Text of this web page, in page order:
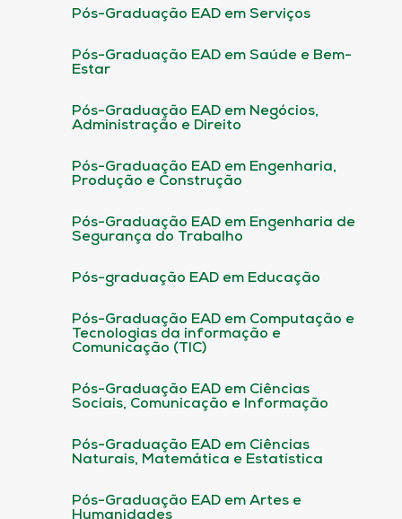
Pós-Graduação EAD em Serviços
Pós-Graduação EAD em Saúde e Bem-
Estar
Pós-Graduação EAD em Negócios,
Administração e Direito
Pós-Graduação EAD em Engenharia,
Produção e Construção
Pós-Graduação EAD em Engenharia de
Segurança do Trabalho
Pós-graduação EAD em Educação
Pós-Graduação EAD em Computação e
Tecnologias da informação e
Comunicação (TIC)
Pós-Graduação EAD em Ciências
Sociais, Comunicação e Informação
Pós-Graduação EAD em Ciências
Naturais, Matemática e Estatística
Pós-Graduação EAD em Artes e
Humanidades